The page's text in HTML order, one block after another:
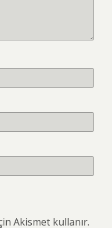
Akismet kullanır.